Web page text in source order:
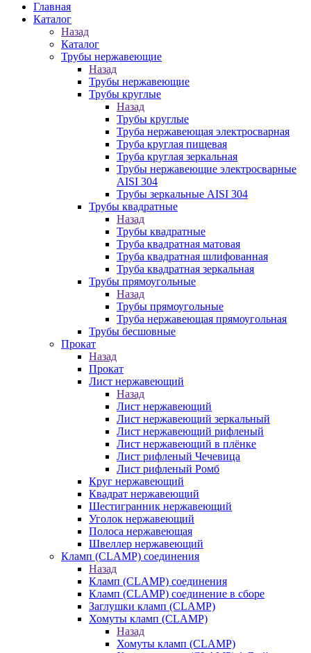
Главная
Каталог
Назад
Каталог
Трубы нержавеющие
Назад
Трубы нержавеющие
Трубы круглые
Назад
Трубы круглые
Труба нержавеющая электросварная
Труба круглая пищевая
Труба круглая зеркальная
Трубы нержавеющие электросварные
AISI 304
Трубы зеркальные AISI 304
Трубы квадратные
Назад
Трубы квадратные
Труба квадратная матовая
Труба квадратная шлифованная
Труба квадратная зеркальная
Трубы прямоугольные
Назад
Трубы прямоугольные
Труба нержавеющая прямоугольная
Трубы бесшовные
Прокат
Назад
Прокат
Лист нержавеющий
Назад
Лист нержавеющий
Лист нержавеющий зеркальный
Лист нержавеющий рифленый
Лист нержавеющий в плёнке
Лист рифленый Чечевица
Лист рифленый Ромб
Круг нержавеющий
Квадрат нержавеющий
Шестигранник нержавеющий
Уголок нержавеющий
Полоса нержавеющая
Швеллер нержавеющий
Кламп (CLAMP) соединения
Назад
Кламп (CLAMP) соединения
Кламп (CLAMP) соединение в сборе
Заглушки кламп (CLAMP)
Хомуты кламп (CLAMP)
Назад
Хомуты кламп (CLAMP)